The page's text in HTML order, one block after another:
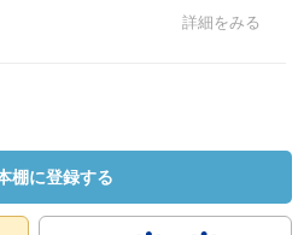
詳細をみる
棚に登録する